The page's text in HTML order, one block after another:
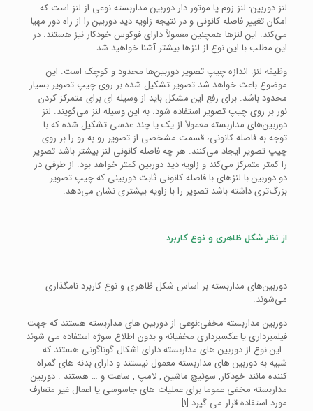
لنز دوربین: لنز زوم یا موتور دار دوربین مداربسته نوعی از لنز است که
امکان تغییر فاصله کانونی و در نتیجه زاویه دید دوربین را از راه دور مهیا
می‌کند. این لنزها همچنین معمولاً دارای فوکوس خودکار نیز هستند. در
این مطلب با این نوع از لنزها بیشتر آشنا خواهید شد.
وظیفه لنز: اندازه چیپ تصویر دوربین‌ها محدود و کوچک است. این
موضوع باعث خواهد شد تصویر تشکیل شده بر روی چیپ تصویر بسیار
محدود باشد. برای رفع این مشکل باید از وسیله ای برای متمرکز کردن
نور بر روی چیپ تصویر استفاده شود. به این وسیله لنز می‌گویند. لنز
دوربین‌های مداربسته معمولاً از یک یا چند عدسی تشکیل شده که با
توجه به فاصله کانونی، قسمت مشخصی از تصویر رو به رو را بر روی
چیپ تصویر ایجاد می‌کنند. هر چه فاصله کانونی لنز بیشتر باشد تصویر
را کمتر متمرکز می‌کند و زاویه دید دوربین کمتر خواهد بود. از طرفی در
دو دوربین با لنزهای با فاصله کانونی ثابت دوربینی که چیپ تصویر
بزرگ‌تری داشته باشد تصویر را با زاویه بیشتری نشان می‌دهد.
از نظر شکل ظاهری و نوع کاربرد
دوربین‌های مداربسته بر اساس شکل ظاهری و نوع کاربرد نامگذاری
می‌شوند.
دوربین مداربسته مخفی:نوعی از دوربین های مداربسته هستند که جهت
فیلمبرداری یا عکسبرداری مخفیانه و بدون اطلاع سوژه استفاده می شوند
. این نوع از دوربین های مداربسته دارای اشکال گوناگونی هستند که
شبیه به دوربین های مداربسته معمول نیستند و دارای بدنه های گمراه
کننده مانند خودکار, سوئیچ ماشین , لامپ , ساعت و … هستند . دوربین
مداربسته مخفی عموما برای عملیات های جاسوسی یا اعمال غیر متعارف
مورد استفاده قرار می گیرد.[۱]